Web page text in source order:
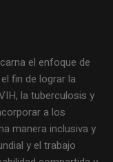
el enfoque de
fin de lograr la
la tuberculosis y
a los
manera inclusiva y
y el trabajo